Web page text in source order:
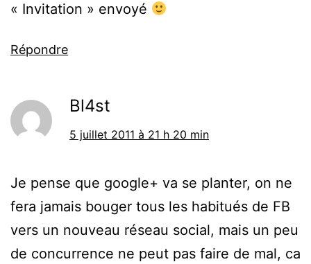
« Invitation » envoyé
Répondre
Bl4st
5 juillet 2011 à 21 h 20 min
Je pense que google+ va se planter, on ne
fera jamais bouger tous les habitués de FB
vers un nouveau réseau social, mais un peu
de concurrence ne peut pas faire de mal, ca